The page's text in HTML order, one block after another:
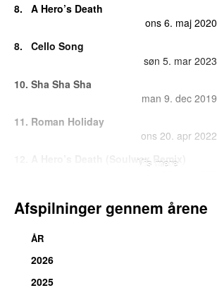
8.
A Hero’s Death
ons 6. maj 2020
8.
Cello Song
søn 5. mar 2023
10. Sha Sha Sha
man 9. dec 2019
11. Roman Holiday
ons 20. apr 2022
A Hero’s Death (Soulwax Remix)
ons 12. jan 2022
Living in America
Vis mere
Afspilninger gennem årene
ÅR
2026
2025